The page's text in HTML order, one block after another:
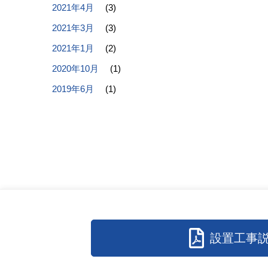
2021年4月
(3)
2021年3月
(3)
2021年1月
(2)
2020年10月
(1)
2019年6月
(1)
設置工事